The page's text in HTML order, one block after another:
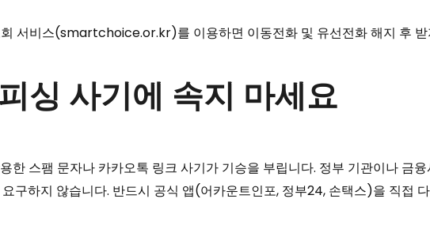
서비스(smartchoice.or.kr)를 이용하면 이동전화 및 유선전화 해지 후 받
싱 사기에 속지 마세요
한 스팸 문자나 카카오톡 링크 사기가 기승을 부립니다. 정부 기관이나 금
구하지 않습니다. 반드시 공식 앱(어카운트인포, 정부24, 손택스)을 직접